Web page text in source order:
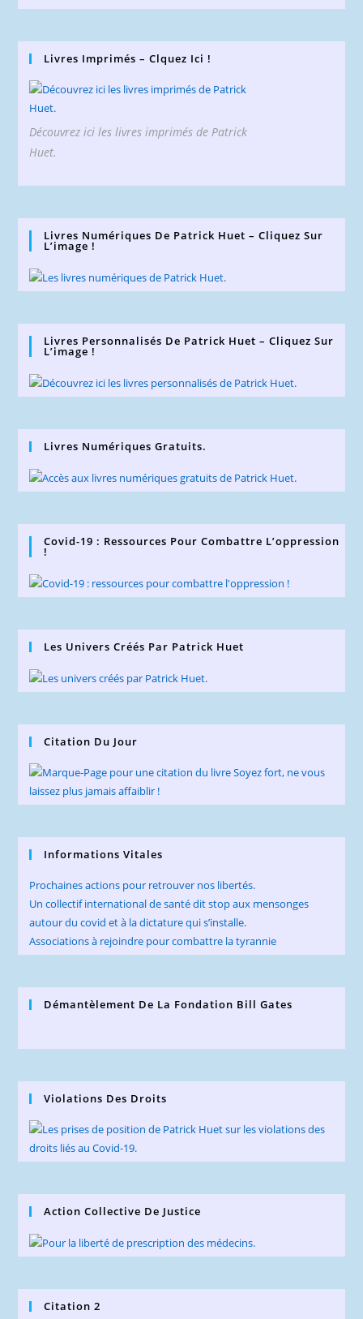
Livres Imprimés – Clquez Ici !
Découvrez ici les livres imprimés de Patrick
Huet.
Livres Numériques De Patrick Huet – Cliquez Sur
L’image !
Livres Personnalisés De Patrick Huet – Cliquez Sur
L’image !
Livres Numériques Gratuits.
Covid-19 : Ressources Pour Combattre L’oppression
!
Les Univers Créés Par Patrick Huet
Citation Du Jour
Informations Vitales
Prochaines actions pour retrouver nos libertés.
Un collectif international de santé dit stop aux mensonges
autour du covid et à la dictature qui s’installe.
Associations à rejoindre pour combattre la tyrannie
Démantèlement De La Fondation Bill Gates
Violations Des Droits
Action Collective De Justice
Citation 2